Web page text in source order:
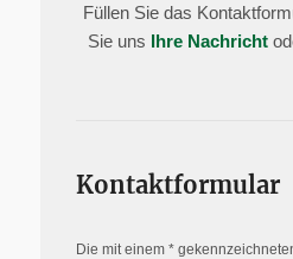
Füllen Sie das
Sie uns Ihre Nachricht
Kontaktformular
Die mit einem *